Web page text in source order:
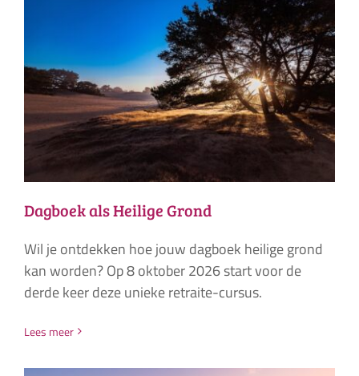
Dagboek als Heilige Grond
Wil je ontdekken hoe jouw dagboek heilige grond
kan worden? Op 8 oktober 2026 start voor de
derde keer deze unieke retraite-cursus.
Lees meer